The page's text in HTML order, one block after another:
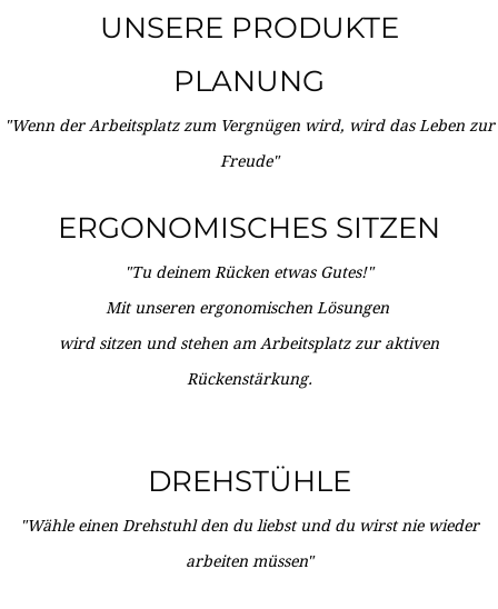
UNSERE PRODUKTE
PLANUNG
"Wenn der Arbeitsplatz zum Vergnügen wird, wird das Leben zur
Freude"
ERGONOMISCHES SITZEN
"Tu deinem Rücken etwas Gutes!"
Mit unseren ergonomischen Lösungen
wird sitzen und stehen am Arbeitsplatz zur aktiven
Rückenstärkung.
DREHSTÜHLE
"Wähle einen Drehstuhl den du liebst und du wirst nie wieder
arbeiten müssen"